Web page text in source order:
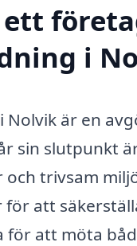
i
Nolvik är en
sin slutpunkt
och trivsam
för att
för att möta